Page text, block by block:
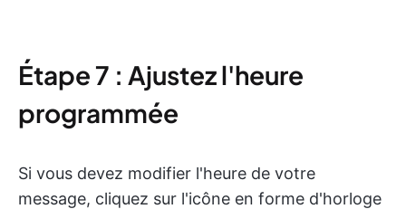
Étape 7 : Ajustez l'heure
programmée
Si vous devez modifier l'heure de votre
message, cliquez sur l'icône en forme d'horloge